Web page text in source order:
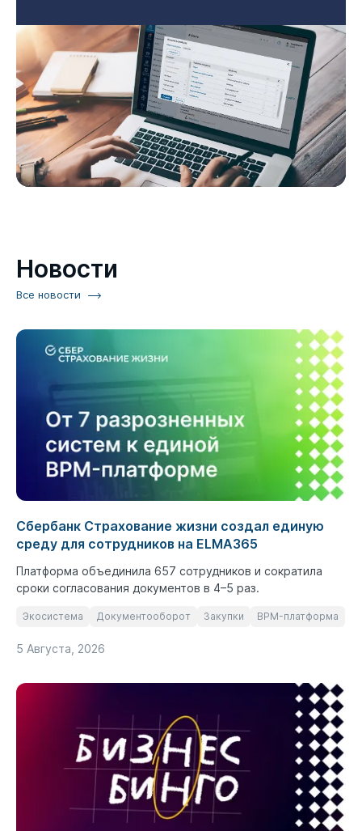
Новости
Все новости
Сбербанк Страхование жизни создал единую
среду для сотрудников на ELMA365
Платформа объединила 657 сотрудников и сократила
сроки согласования документов в 4–5 раз.
Экосистема Документооборот Закупки BPM-платформа
5 Августа, 2026